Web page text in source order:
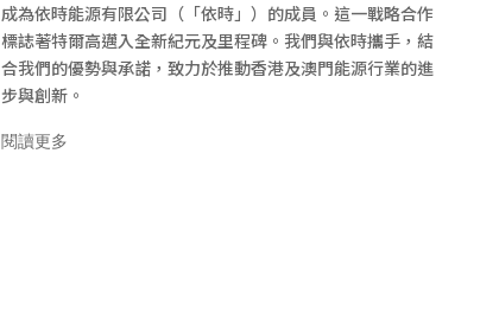
成為依時能源有限公司（「依時」）的成員。這一戰略合作
標誌著特爾高邁入全新紀元及里程碑。我們與依時攜手，結
合我們的優勢與承諾，致力於推動香港及澳門能源行業的進
步與創新。
閱讀更多